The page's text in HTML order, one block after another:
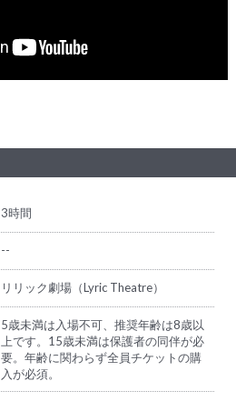
3時間
--
リリック劇場（Lyric Theatre）
5歳未満は入場不可、推奨年齢は8歳以
上です。15歳未満は保護者の同伴が必
要。年齢に関わらず全員チケットの購
入が必須。